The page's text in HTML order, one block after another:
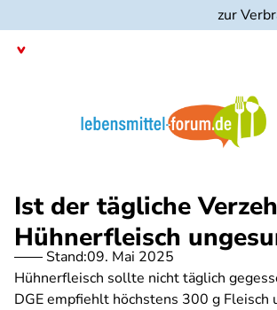
zum
Inhalt
zur
Ist der tägliche
Hühnerfleisch
Stand:09. Mai 2025
Hühnerfleisch sollte nicht täglich
DGE empfiehlt höchstens 300 g Fleisch